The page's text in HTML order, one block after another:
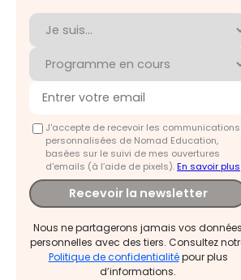
J'accepte de recevoir les communications
personnalisées de Nomad Education,
basées sur le suivi de mes ouvertures
d'emails (à l’aide de pixels).En savoir plus
Recevoir la newsletter
Nous ne partagerons jamais vos données
personnelles avec des tiers. Consultez
Politique de confidentialitépour plus
d’informations.